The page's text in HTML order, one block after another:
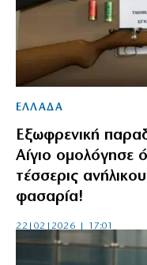
ΕΛΛΑΔΑ
Εξωφρενική
Αίγιο ομολόγησε
τέσσερις
φασαρία!
22|02|2026 | 17:01